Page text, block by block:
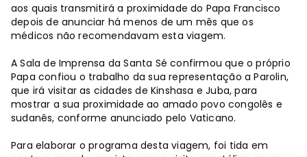
aos quais transmitirá a proximidade do Papa Francisco
depois de anunciar há menos de um mês que os
médicos não recomendavam esta viagem.
A Sala de Imprensa da Santa Sé confirmou que o próprio
Papa confiou o trabalho da sua representação a Parolin,
que irá visitar as cidades de Kinshasa e Juba, para
mostrar a sua proximidade ao amado povo congolês e
sudanês, conforme anunciado pelo Vaticano.
Para elaborar o programa desta viagem, foi tida em